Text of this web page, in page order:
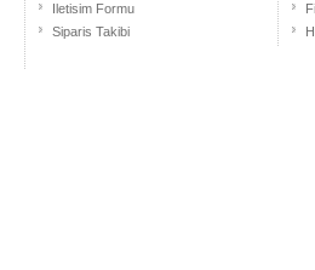
Iletisim Formu
Siparis Takibi